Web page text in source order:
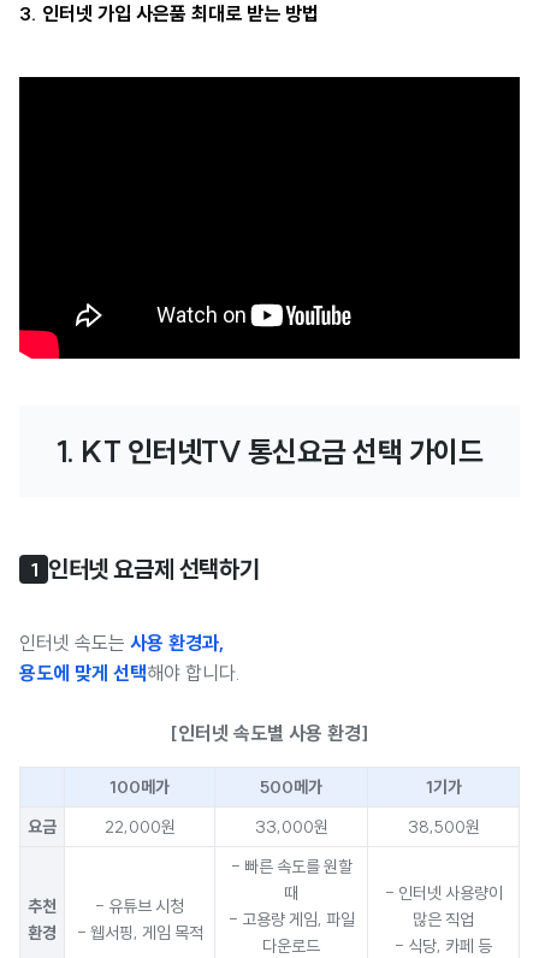
3. 인터넷 가입 사은품 최대로 받는 방법
1. KT 인터넷TV 통신요금 선택 가이드
1 인터넷 요금제 선택하기
인터넷 속도는 사용 환경과,
용도에 맞게 선택해야 합니다.
[인터넷 속도별 사용 환경]
100메가 500메가
1기가
요금
22,000원 33,000원 38,500원
추천
환경
- 유튜브 시청
- 웹서핑, 게임 목적
- 빠른 속도를 원할
때
- 고용량 게임, 파일
다운로드
- 인터넷 사용량이
많은 직업
- 식당, 카페 등